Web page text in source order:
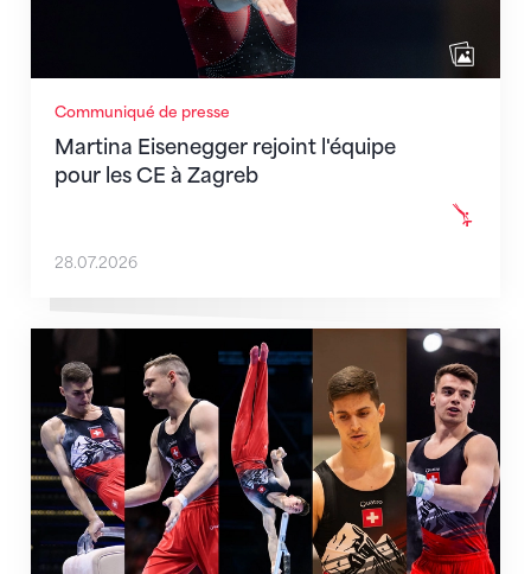
Communiqué de presse
Martina Eisenegger rejoint l'équipe
pour les CE à Zagreb
28.07.2026
L'équipe masculine sélectionnée pour les CE de